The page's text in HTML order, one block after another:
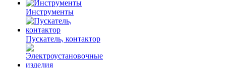
Инструменты
Пускатель, контактор